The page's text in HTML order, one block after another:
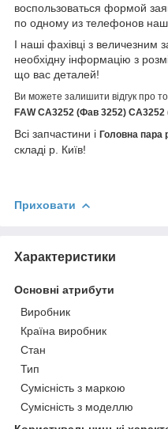
воспользоваться формой
по одному из телефонов
І наші фахівці з
необхідну інформацію з
що вас деталей!
Ви можете залишити відгук про
FАW CA3252 (Фав 3252)
Всі запчастини і Головна пара
складі р. Київ!
Приховати
Характеристики
Основні атрибути
Виробник
Країна виробник
Стан
Тип
Сумісність з маркою
Сумісність з моделлю